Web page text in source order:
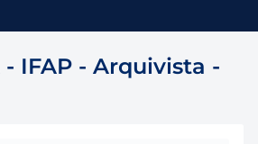
- IFAP - Arquivista -